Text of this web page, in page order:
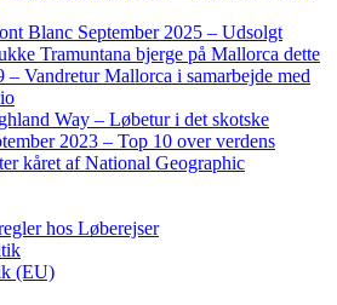
Blanc September 2025 – Udsolgt
Tramuntana bjerge på Mallorca dette
– Vandretur Mallorca i samarbejde med
Way – Løbetur i det skotske
2023 – Top 10 over verdens
kåret af National Geographic
hos Løberejser
(EU)